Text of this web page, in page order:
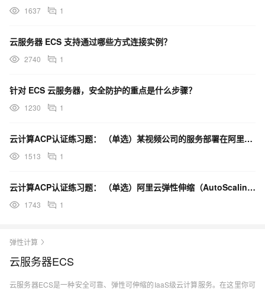
1637 1
云服务器 ECS 支持通过哪些方式连接实例？
2740 1
针对 ECS 云服务器，安全防护的重点是什么步骤？
1230 1
云计算ACP认证练习题： （单选）某视频公司的服务部署在阿里云的云服务器ECS 上，春晚或每周五热
1513 1
云计算ACP认证练习题： （单选）阿里云弹性伸缩（AutoScaling）经常会和云服务器ECS
1743 1
弹性计算
云服务器ECS
云服务器ECS是一种安全可靠、弹性可伸缩的IaaS级云计算服务。在这里你可